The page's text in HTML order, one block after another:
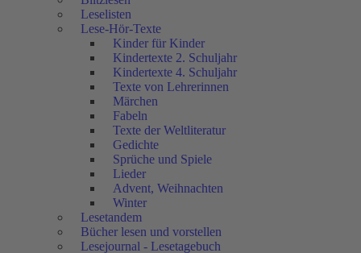
Leselisten
Lese-Hör-Texte
Kinder für Kinder
Kindertexte 2. Schuljahr
Kindertexte 4. Schuljahr
Texte von Lehrerinnen
Märchen
Fabeln
Texte der Weltliteratur
Gedichte
Sprüche und Spiele
Lieder
Advent, Weihnachten
Winter
Lesetandem
Bücher lesen und vorstellen
Lesejournal - Lesetagebuch